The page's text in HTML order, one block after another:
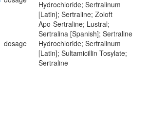
Hydrochloride; Sertralinum
[Latin]; Sertraline; Zoloft
dosage
Apo-Sertraline; Lustral;
Sertralina [Spanish]; Sertraline
Hydrochloride; Sertralinum
[Latin]; Sultamicillin Tosylate;
Sertraline